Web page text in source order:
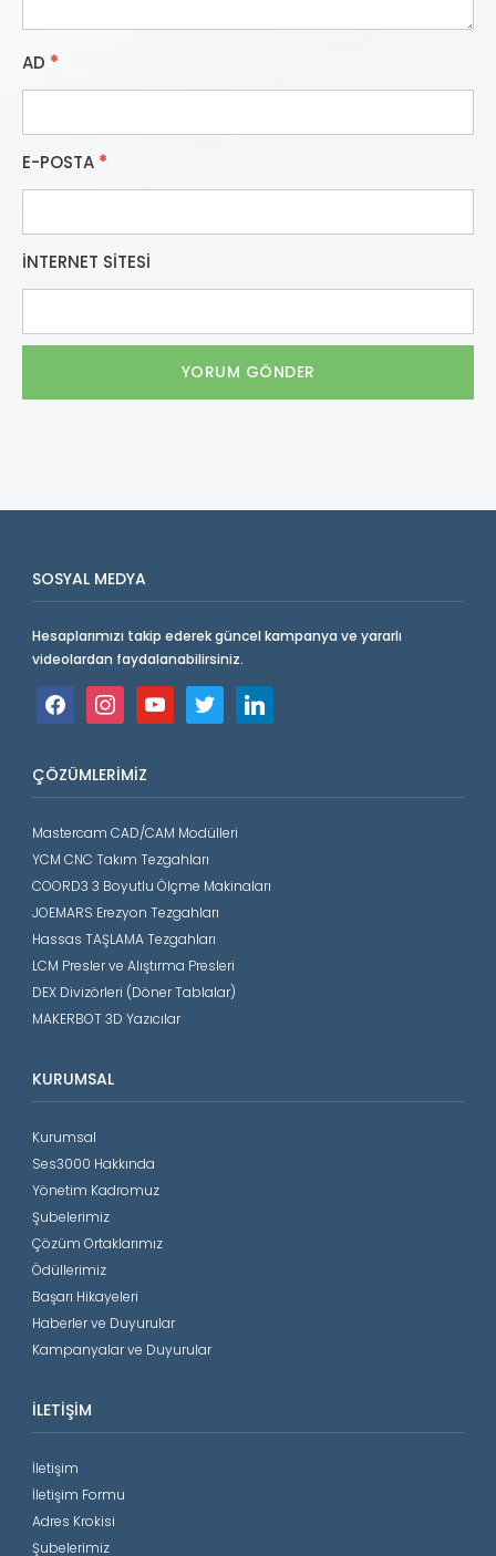
AD *
E-POSTA *
İNTERNET SITESI
SOSYAL MEDYA
Hesaplarımızı takip ederek güncel kampanya ve yararlı
videolardan faydalanabilirsiniz.
facebookinstagramyoutube twitter linkedin
ÇÖZÜMLERIMIZ
Mastercam CAD/CAM Modülleri
YCM CNC Takım Tezgahları
COORD3 3 Boyutlu Ölçme Makinaları
JOEMARS Erezyon Tezgahları
Hassas TAŞLAMA Tezgahları
LCM Presler ve Alıştırma Presleri
DEX Divizörleri (Döner Tablalar)
MAKERBOT 3D Yazıcılar
KURUMSAL
Kurumsal
Ses3000 Hakkında
Yönetim Kadromuz
Şubelerimiz
Çözüm Ortaklarımız
Ödüllerimiz
Başarı Hikayeleri
Haberler ve Duyurular
Kampanyalar ve Duyurular
İLETIŞIM
İletişim
İletişim Formu
Adres Krokisi
Şubelerimiz